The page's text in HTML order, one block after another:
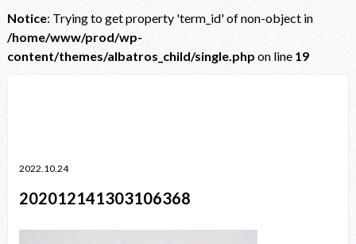
Notice: Trying to get property 'term_id' of non-object in
/home/www/prod/wp-
content/themes/albatros_child/single.php on line 19
2022.10.24
202012141303106368